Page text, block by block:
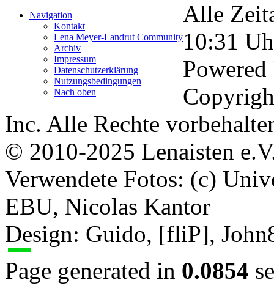
Navigation
Kontakt
Lena Meyer-Landrut Community
Archiv
Impressum
Datenschutzerklärung
Nutzungsbedingungen
Nach oben
Alle
10:31
Inc. Alle Rechte
© 2010-2025 Lenaisten
Verwendete Fotos: (c)
EBU, Nicolas Kantor
Design: Guido, [fliP],
Page generated in 0.0854